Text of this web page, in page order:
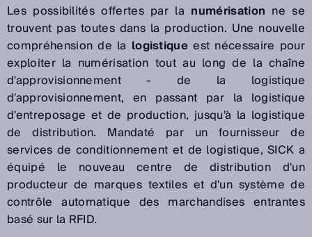
Les possibilités offertes par la numérisation ne se
trouvent pas toutes dans la production. Une nouvelle
compréhension de la logistiqueest nécessaire pour
exploiter la numérisation tout au long de la chaîne
d'approvisionnement - de la logistique
d'approvisionnement, en passant par la logistique
d'entreposage et de production, jusqu'à la logistique
de distribution. Mandaté par un fournisseur de
services de conditionnement et de logistique, SICK a
équipé le nouveau centre de distribution d'un
producteur de marques textiles et d'un système de
contrôle automatique des marchandises entrantes
basé sur la RFID.